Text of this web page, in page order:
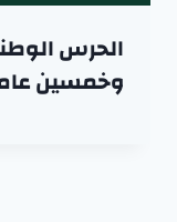
الحرس
وخمسين